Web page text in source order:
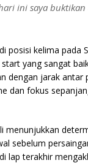
ini saya
posisi kelima pada
yang sangat
dengan jarak antar
dan fokus
menunjukkan
sebelum
lap terakhir